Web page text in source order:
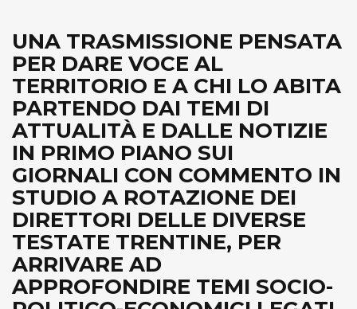
UNA TRASMISSIONE PENSATA
PER DARE VOCE AL
TERRITORIO E A CHI LO ABITA
PARTENDO DAI TEMI DI
ATTUALITÀ E DALLE NOTIZIE
IN PRIMO PIANO SUI
GIORNALI CON COMMENTO IN
STUDIO A ROTAZIONE DEI
DIRETTORI DELLE DIVERSE
TESTATE TRENTINE, PER
ARRIVARE AD
APPROFONDIRE TEMI SOCIO-